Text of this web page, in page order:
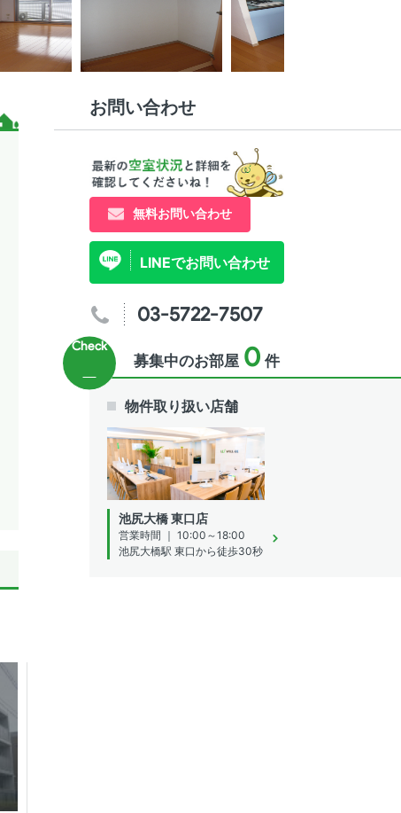
お問い合わせ
無料お問い合わせ
LINEでお問い合わせ
03-5722-7507
募集中のお部屋 0 件
物件取り扱い店舗
池尻大橋 東口店
営業時間 ｜ 10:00～18:00
池尻大橋駅 東口から徒歩30秒